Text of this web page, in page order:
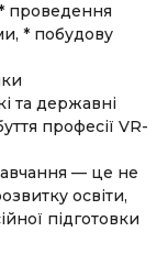
проведення
* побудову
та державні
професії VR-
— це не
освіти,
підготовки